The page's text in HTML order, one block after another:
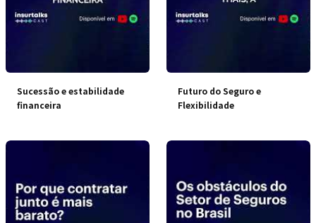
Sucessão e estabilidade
financeira
Futuro do Seguro e
Flexibilidade